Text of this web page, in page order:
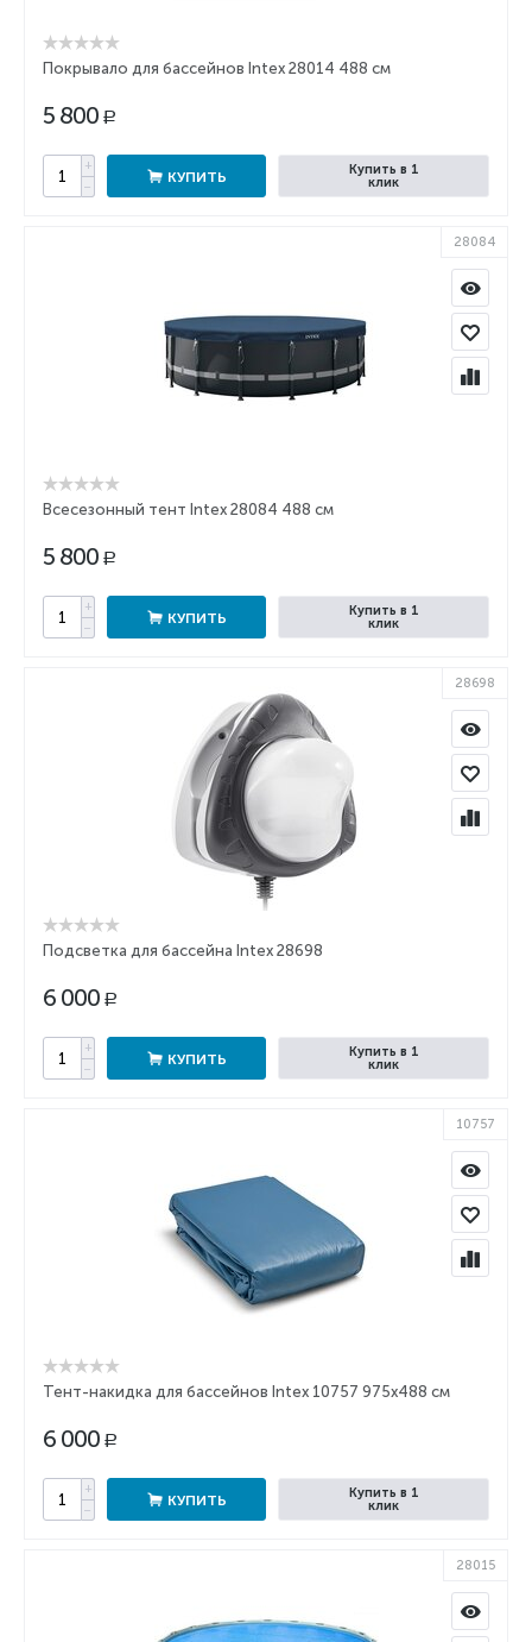
Покрывало для бассейнов Intex 28014 488 см
5 800 Р
+
−
КУПИТЬ
Купить в 1
клик
28084
Всесезонный тент Intex 28084 488 см
5 800 Р
+
−
КУПИТЬ
Купить в 1
клик
28698
Подсветка для бассейна Intex 28698
6 000 Р
+
−
КУПИТЬ
Купить в 1
клик
10757
Тент-накидка для бассейнов Intex 10757 975х488 см
6 000 Р
+
−
КУПИТЬ
Купить в 1
клик
28015